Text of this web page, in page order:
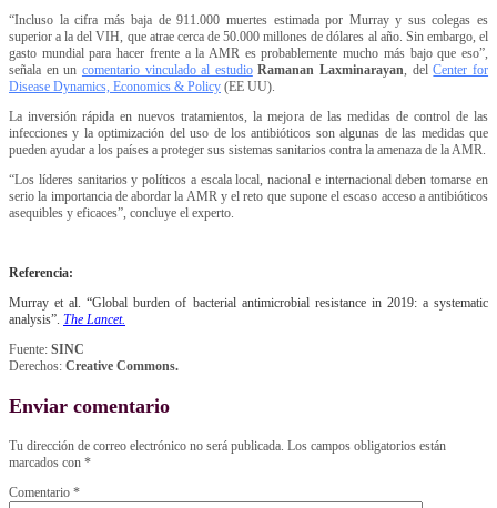
“Incluso la cifra más baja de 911.000 muertes estimada por Murray y sus colegas es
superior a la del VIH, que atrae cerca de 50.000 millones de dólares al año. Sin embargo, el
gasto mundial para hacer frente a la AMR es probablemente mucho más bajo que eso”,
señala en un comentario vinculado al estudio Ramanan Laxminarayan, delCenter for
Disease Dynamics, Economics & Policy (EE UU).
La inversión rápida en nuevos tratamientos, la mejora de las medidas de control de las
infecciones y la optimización del uso de los antibióticos son algunas de las medidas que
pueden ayudar a los países a proteger sus sistemas sanitarios contra la amenaza de la AMR.
“Los líderes sanitarios y políticos a escala local, nacional e internacional deben tomarse en
serio la importancia de abordar la AMR y el reto que supone el escaso acceso a antibióticos
asequibles y eficaces”, concluye el experto.
Referencia:
Murray et al. “Global burden of bacterial antimicrobial resistance in 2019: a systematic
analysis”. The Lancet.
Fuente: SINC
Derechos: Creative Commons.
Enviar comentario
Tu dirección de correo electrónico no será publicada. Los campos obligatorios están
marcados con *
Comentario *